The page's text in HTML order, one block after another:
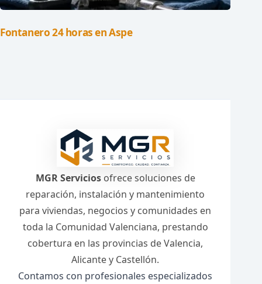
Fontanero 24 horas en Aspe
MGR Serviciosofrece soluciones de
reparación, instalación y mantenimiento
para viviendas, negocios y comunidades en
toda la Comunidad Valenciana, prestando
cobertura en las provincias de Valencia,
Alicante y Castellón.
Contamos con profesionales especializados